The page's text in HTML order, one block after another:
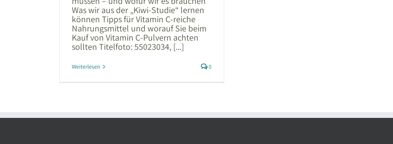
Was wir aus der „Kiwi-Studie“ lernen
können Tipps für Vitamin C-reiche
Nahrungsmittel und worauf Sie beim
Kauf von Vitamin C-Pulvern achten
sollten Titelfoto: 55023034, [...]
Weiterlesen 0